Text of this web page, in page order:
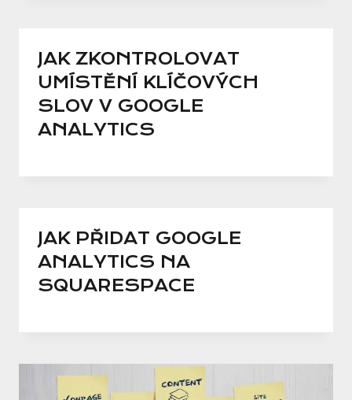
JAK ZKONTROLOVAT
UMÍSTĚNÍ KLÍČOVÝCH
SLOV V GOOGLE
ANALYTICS
JAK PŘIDAT GOOGLE
ANALYTICS NA
SQUARESPACE